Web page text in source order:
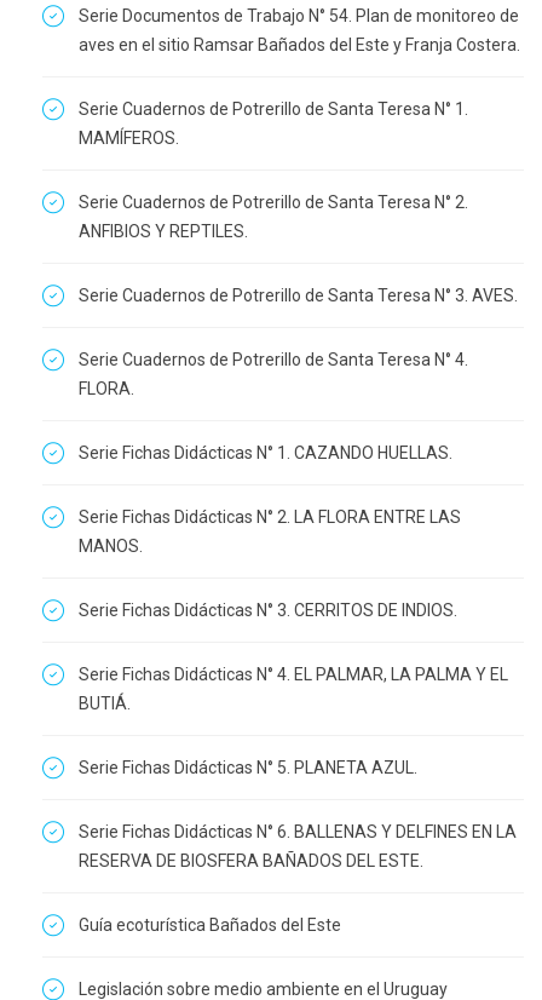
Serie Documentos de Trabajo N° 54. Plan de monitoreo de
aves en el sitio Ramsar Bañados del Este y Franja Costera.
Serie Cuadernos de Potrerillo de Santa Teresa N° 1.
MAMÍFEROS.
Serie Cuadernos de Potrerillo de Santa Teresa N° 2.
ANFIBIOS Y REPTILES.
Serie Cuadernos de Potrerillo de Santa Teresa N° 3. AVES.
Serie Cuadernos de Potrerillo de Santa Teresa N° 4.
FLORA.
Serie Fichas Didácticas N° 1. CAZANDO HUELLAS.
Serie Fichas Didácticas N° 2. LA FLORA ENTRE LAS
MANOS.
Serie Fichas Didácticas N° 3. CERRITOS DE INDIOS.
Serie Fichas Didácticas N° 4. EL PALMAR, LA PALMA Y EL
BUTIÁ.
Serie Fichas Didácticas N° 5. PLANETA AZUL.
Serie Fichas Didácticas N° 6. BALLENAS Y DELFINES EN LA
RESERVA DE BIOSFERA BAÑADOS DEL ESTE.
Guía ecoturística Bañados del Este
Legislación sobre medio ambiente en el Uruguay